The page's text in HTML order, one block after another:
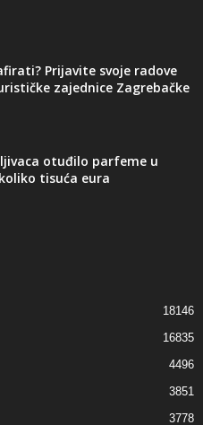
Prijavite svoje radove
zajednice Zagrebačke
otuđilo parfeme u
tisuća eura
18146
16835
4496
3851
3778